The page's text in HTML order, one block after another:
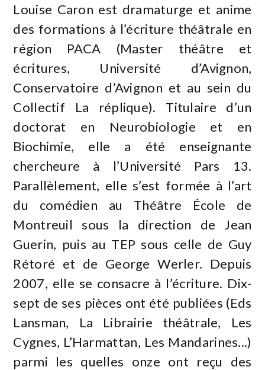
Louise Caron est dramaturge et anime
des formations à l’écriture théâtrale en
région PACA (Master théâtre et
écritures, Université d’Avignon,
Conservatoire d’Avignon et au sein du
Collectif La réplique). Titulaire d’un
doctorat en Neurobiologie et en
Biochimie, elle a été enseignante
chercheure à l’Université Pars 13.
Parallèlement, elle s’est formée à l’art
du comédien au Théâtre École de
Montreuil sous la direction de Jean
Guerin, puis au TEP sous celle de Guy
Rétoré et de George Werler. Depuis
2007, elle se consacre à l’écriture. Dix-
sept de ses pièces ont été publiées (Eds
Lansman, La Librairie théâtrale, Les
Cygnes, L’Harmattan, Les Mandarines...)
parmi les quelles onze ont reçu des